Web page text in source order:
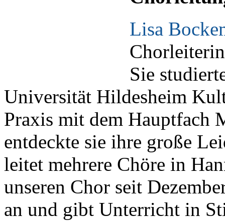
Lisa
Sie
Universität Hildesheim
Praxis mit dem Hauptfach
entdeckte sie ihre große
leitet mehrere Chöre in
unseren Chor seit
an und gibt Unterricht in